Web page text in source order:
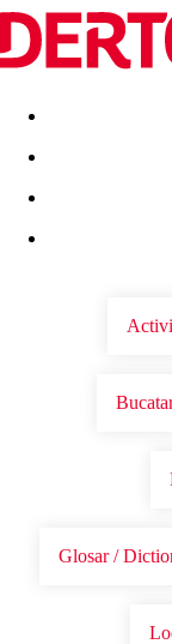
Destinatii
Glosar /